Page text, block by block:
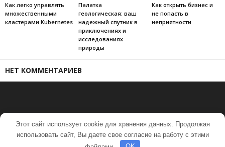
Как легко управлять
множественными
кластерами Kubernetes
Палатка
геологическая: ваш
надежный спутник в
приключениях и
исследованиях
природы
Как открыть бизнес и
не попасть в
неприятности
НЕТ КОММЕНТАРИЕВ
© 2017-2020 Портал по строительству
Этот сайт использует cookie для хранения данных. Продолжая
использовать сайт, Вы даете свое согласие на работу с этими